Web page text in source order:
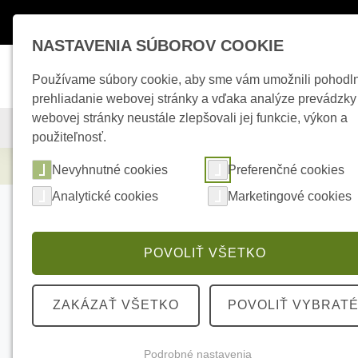
KAMEROVÉ SYSTÉMY ZABEZPEČOVACIE SYSTÉMY
Zabezpečovacie systémy AJAX
NASTAVENIA SÚBOROV COOKIE
Používame súbory cookie, aby sme vám umožnili
prehliadanie webovej stránky a vďaka analýze prevádzky
webovej stránky neustále zlepšovali jej funkcie, výkon a
použiteľnosť.
Nevyhnutné cookies
Preferenčné cookies
Analytické cookies
Marketingové cookies
POVOLIŤ VŠETKO
ZAKÁZAŤ VŠETKO POVOLIŤ VYBRATÉ
Podrobné nastavenia